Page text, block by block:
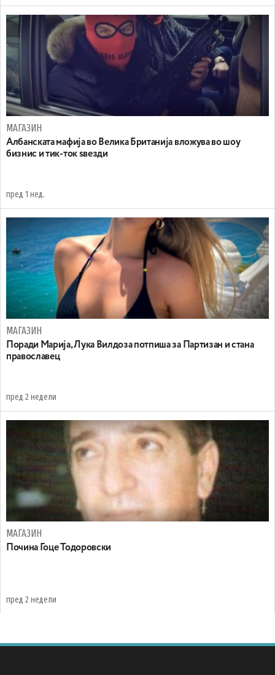
МАГАЗИН
Aлбанската мафија во Велика Британија вложува во шоу
бизнис и тик-ток ѕвезди
пред 1 нед.
МАГАЗИН
Поради Марија, Лука Вилдоза потпиша за Партизан и стана
православец
пред 2 недели
МАГАЗИН
Почина Гоце Тодоровски
пред 2 недели